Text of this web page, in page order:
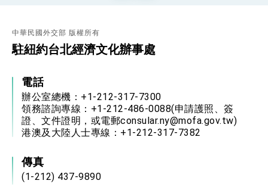
變局中 奮起的新臺灣 總統發表國慶演說
團結 迎風轉型 穩健前行
賴總統就職演說影片
外交部重要言論
我國政府將在美國亞利桑納州設立「駐鳳凰城辦
事處」，進一步深化台美交流合作
中華民國外交部 版權所有
駐紐約台北經濟文化辦事處
電話
辦公室總機：+1-212-317-7300
領務諮詢專線：+1-212-486-0088(申請護照、簽
證、文件證明，或電郵consular.ny@mofa.gov.tw)
港澳及大陸人士專線：+1-212-317-7382
傳真
(1-212) 437-9890